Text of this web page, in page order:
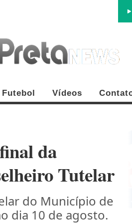
Futebol Vídeos
da
Tutelar
do Município de
dia 10 de agosto.